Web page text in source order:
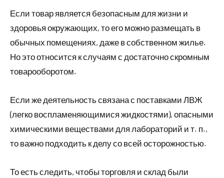
Если товар является безопасным для жизни и
здоровья окружающих, то его можно размещать в
обычных помещениях, даже в собственном жилье.
Но это относится к случаям с достаточно скромным
товарооборотом.
Если же деятельность связана с поставками ЛВЖ
(легко воспламеняющимися жидкостями), опасными
химическими веществами для лабораторий и т. п.,
то важно подходить к делу со всей осторожностью.
То есть следить, чтобы торговля и склад были